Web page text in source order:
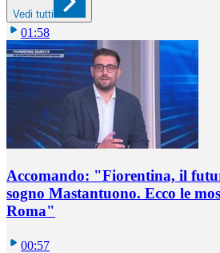
Vedi tutti
01:58
Accomando: "Fiorentina, il
sogno Mastantuono. Ecco le
Roma"
00:57